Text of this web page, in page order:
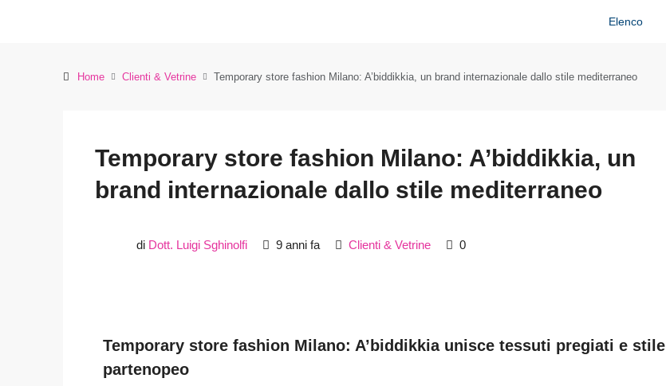
Elenco
Home Clienti & Vetrine Temporary store fashion Milano: A’biddikkia, un brand internazionale dallo stile mediterraneo
Temporary store fashion Milano: A’biddikkia, un
brand internazionale dallo stile mediterraneo
di Dott. Luigi Sghinolfi 9 anni fa Clienti & Vetrine 0
Temporary store fashion Milano: A’biddikkia unisce tessuti pregiati e stile
partenopeo